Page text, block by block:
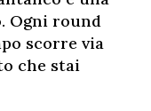
Ogni round
scorre via
che stai